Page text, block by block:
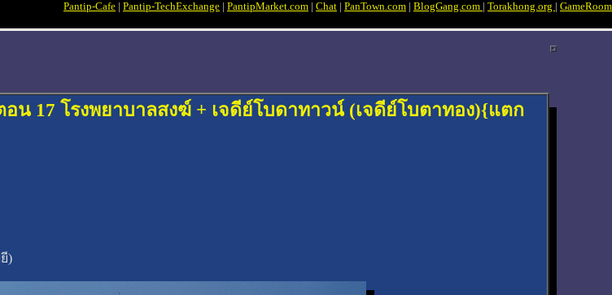
Pantip-Cafe | Pantip-TechExchange | PantipMarket.com | Chat | PanTown.com | BlogGang.com | Torakhong.org | GameRoom
น 17 โรงพยาบาลสงฆ์ + เจดีย์โบดาทาวน์ (เจดีย์โบตาทอง){แตก
)